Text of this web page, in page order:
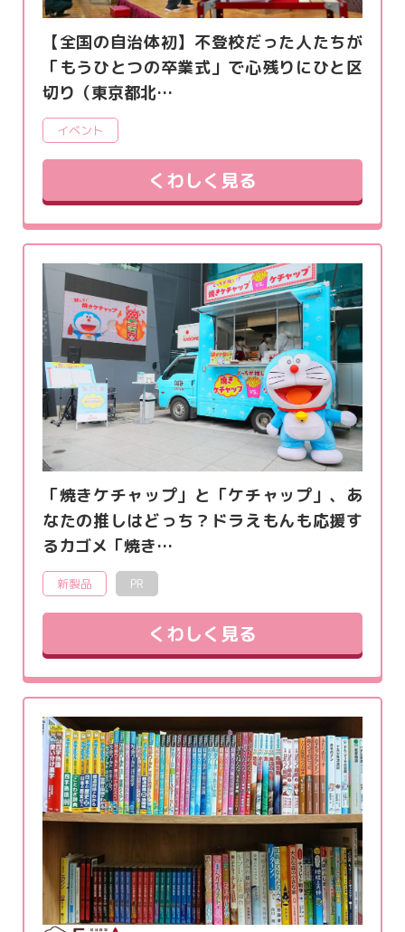
【全国の自治体初】不登校だった人たちが
「もうひとつの卒業式」で心残りにひと区
切り（東京都北…
イベント
くわしく見る
「焼きケチャップ」と「ケチャップ」、あ
なたの推しはどっち？ドラえもんも応援す
るカゴメ「焼き…
新製品 PR
くわしく見る